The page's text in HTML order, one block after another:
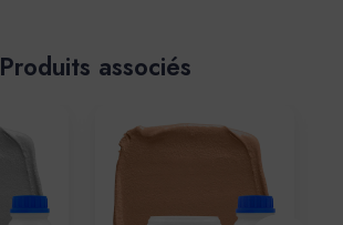
Produits associés